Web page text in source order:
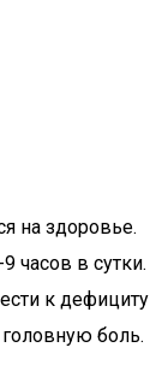
на здоровье.
часов в сутки.
к дефициту
боль.